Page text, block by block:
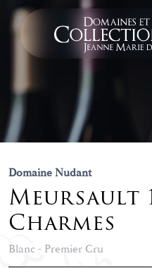
Domaine Nudant
Meursault
Charmes
Blanc - Premier Cru